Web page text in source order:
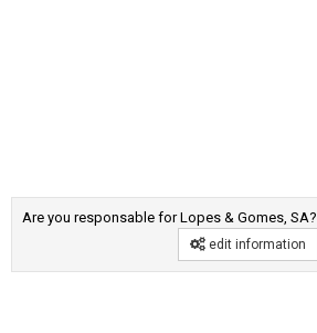
Are you responsable for Lopes & Gomes, SA?
edit information